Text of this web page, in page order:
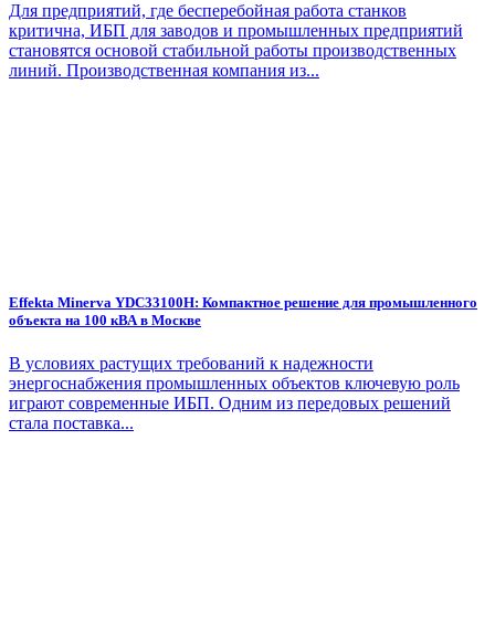
Для предприятий, где бесперебойная работа станков
критична, ИБП для заводов и промышленных предприятий
становятся основой стабильной работы производственных
линий. Производственная компания из...
Effekta Minerva YDC33100H: Компактное решение для промышленного
объекта на 100 кВА в Москве
В условиях растущих требований к надежности
энергоснабжения промышленных объектов ключевую роль
играют современные ИБП. Одним из передовых решений
стала поставка...